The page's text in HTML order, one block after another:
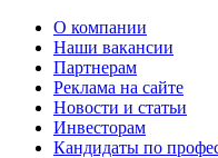
О компании
Наши вакансии
Партнерам
Реклама на сайте
Новости и статьи
Инвесторам
Кандидаты по